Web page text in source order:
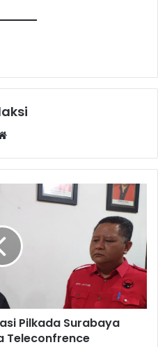
Pilkada Surabaya
Teleconfrence